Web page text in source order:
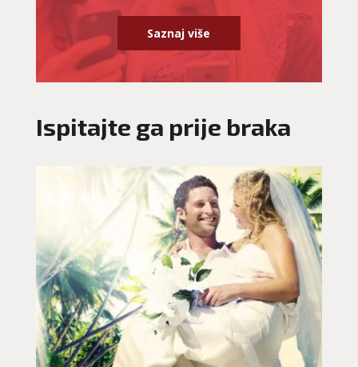
Saznaj više
Ispitajte ga prije braka